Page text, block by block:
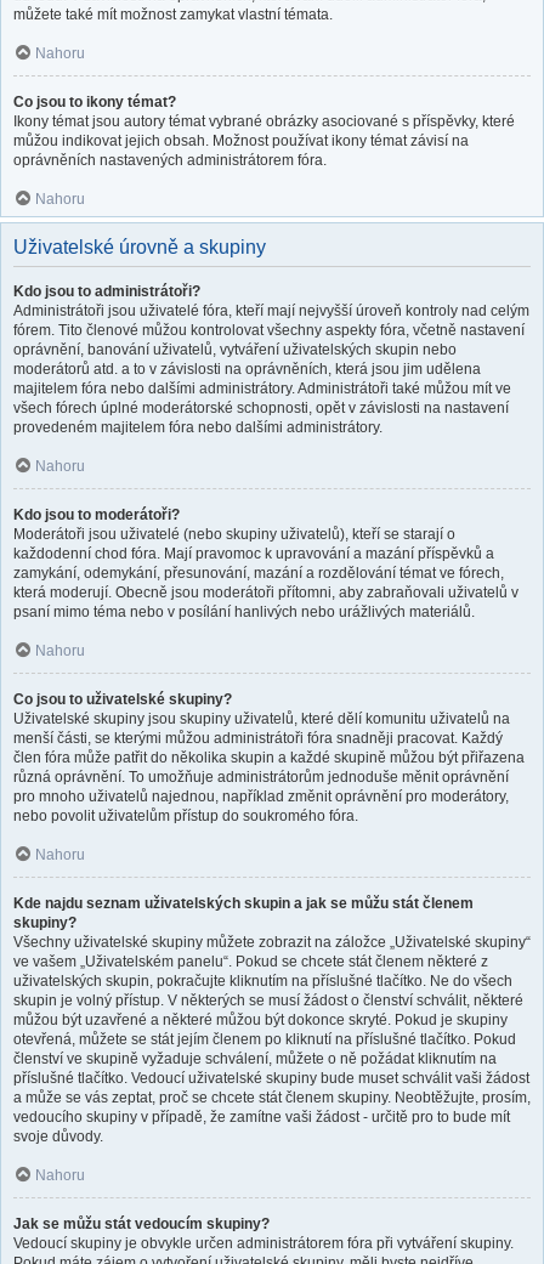
můžete také mít možnost zamykat vlastní témata.
Nahoru
Co jsou to ikony témat?
Ikony témat jsou autory témat vybrané obrázky asociované s příspěvky, které
můžou indikovat jejich obsah. Možnost používat ikony témat závisí na
oprávněních nastavených administrátorem fóra.
Nahoru
Uživatelské úrovně a skupiny
Kdo jsou to administrátoři?
Administrátoři jsou uživatelé fóra, kteří mají nejvyšší úroveň kontroly nad celým
fórem. Tito členové můžou kontrolovat všechny aspekty fóra, včetně nastavení
oprávnění, banování uživatelů, vytváření uživatelských skupin nebo
moderátorů atd. a to v závislosti na oprávněních, která jsou jim udělena
majitelem fóra nebo dalšími administrátory. Administrátoři také můžou mít ve
všech fórech úplné moderátorské schopnosti, opět v závislosti na nastavení
provedeném majitelem fóra nebo dalšími administrátory.
Nahoru
Kdo jsou to moderátoři?
Moderátoři jsou uživatelé (nebo skupiny uživatelů), kteří se starají o
každodenní chod fóra. Mají pravomoc k upravování a mazání příspěvků a
zamykání, odemykání, přesunování, mazání a rozdělování témat ve fórech,
která moderují. Obecně jsou moderátoři přítomni, aby zabraňovali uživatelů v
psaní mimo téma nebo v posílání hanlivých nebo urážlivých materiálů.
Nahoru
Co jsou to uživatelské skupiny?
Uživatelské skupiny jsou skupiny uživatelů, které dělí komunitu uživatelů na
menší části, se kterými můžou administrátoři fóra snadněji pracovat. Každý
člen fóra může patřit do několika skupin a každé skupině můžou být přiřazena
různá oprávnění. To umožňuje administrátorům jednoduše měnit oprávnění
pro mnoho uživatelů najednou, například změnit oprávnění pro moderátory,
nebo povolit uživatelům přístup do soukromého fóra.
Nahoru
Kde najdu seznam uživatelských skupin a jak se můžu stát členem
skupiny?
Všechny uživatelské skupiny můžete zobrazit na záložce „Uživatelské skupiny“
ve vašem „Uživatelském panelu“. Pokud se chcete stát členem některé z
uživatelských skupin, pokračujte kliknutím na příslušné tlačítko. Ne do všech
skupin je volný přístup. V některých se musí žádost o členství schválit, některé
můžou být uzavřené a některé můžou být dokonce skryté. Pokud je skupiny
otevřená, můžete se stát jejím členem po kliknutí na příslušné tlačítko. Pokud
členství ve skupině vyžaduje schválení, můžete o ně požádat kliknutím na
příslušné tlačítko. Vedoucí uživatelské skupiny bude muset schválit vaši žádost
a může se vás zeptat, proč se chcete stát členem skupiny. Neobtěžujte, prosím,
vedoucího skupiny v případě, že zamítne vaši žádost - určitě pro to bude mít
svoje důvody.
Nahoru
Jak se můžu stát vedoucím skupiny?
Vedoucí skupiny je obvykle určen administrátorem fóra při vytváření skupiny.